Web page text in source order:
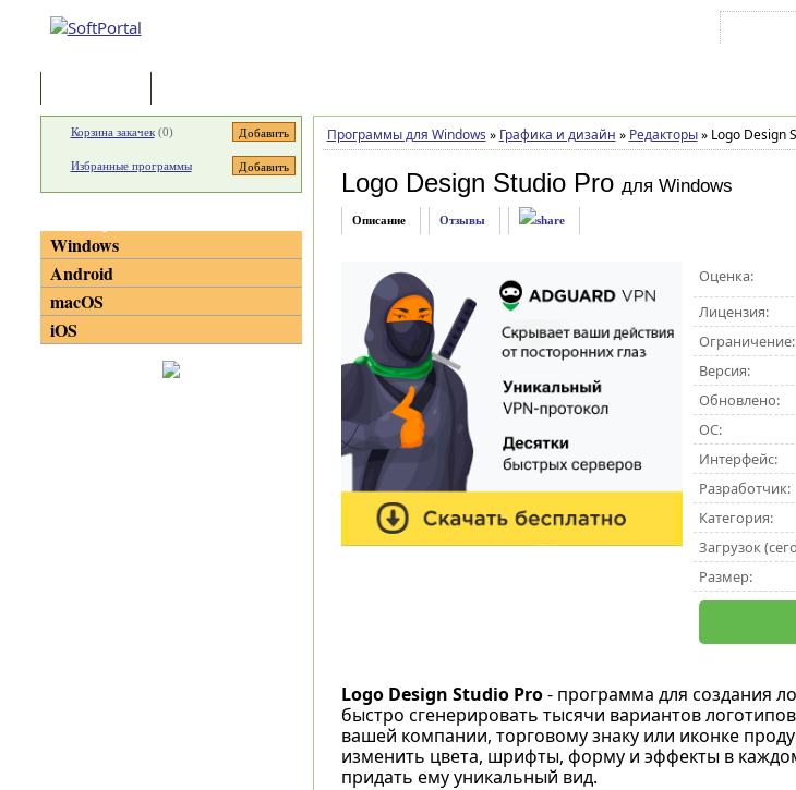
Программы для Windows » Графика и дизайн » Редакторы »Logo Design
Logo Design Studio Pro для Windows
Описание Отзывы
Оценка:
Лицензия:
Ограничение:
Версия:
Обновлено:
ОС:
Интерфейс:
Разработчик:
Категория:
Загрузок
Размер:
Logo Design Studio Pro- программа для создания
быстро сгенерировать тысячи вариантов
вашей компании, торговому знаку или иконке
изменить цвета, шрифты, форму и эффекты в
придать ему уникальный вид.
Корзина закачек(0)
Избранные программы
Windows
Android
macOS
iOS